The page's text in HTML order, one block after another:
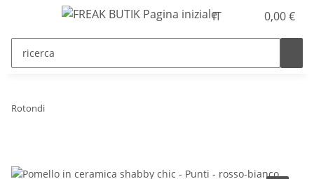
IT 0,00 €
Rotondi